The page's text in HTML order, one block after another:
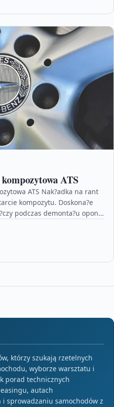
ATS
ATS Nak?adka na rant
kompozytu. Doskona?e
podczas demonta?u opony
którzy szukają rzetelnych
wyborze warsztatu i
porad technicznych
autach
sprowadzaniu samochodów z